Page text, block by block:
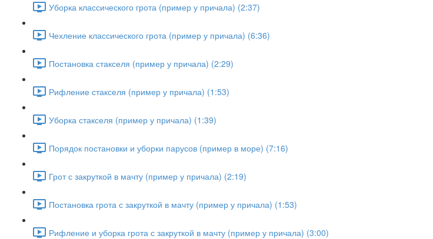
Уборка классического грота (пример у причала) (2:37)
Чехление классического грота (пример у причала) (6:36)
Постановка стакселя (пример у причала) (2:29)
Рифление стакселя (пример у причала) (1:53)
Уборка стакселя (пример у причала) (1:39)
Порядок постановки и уборки парусов (пример в море) (7:16)
Грот с закруткой в мачту (пример у причала) (2:19)
Постановка грота с закруткой в мачту (пример у причала) (1:53)
Рифление и уборка грота с закруткой в мачту (пример у причала) (3:00)